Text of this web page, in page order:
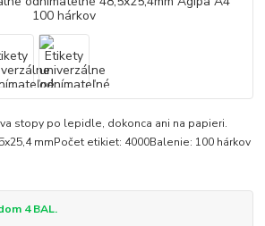
stopy po lepidle, dokonca ani na papieri.
mmPočet etikiet: 4000Balenie: 100 hárkov
4 BAL.